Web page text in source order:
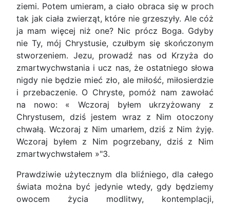
ziemi. Potem umieram, a ciało obraca się w proch
tak jak ciała zwierząt, które nie grzeszyły. Ale cóż
ja mam więcej niż one? Nic prócz Boga. Gdyby
nie Ty, mój Chrystusie, czułbym się skończonym
stworzeniem. Jezu, prowadź nas od Krzyża do
zmartwychwstania i ucz nas, że ostatniego słowa
nigdy nie będzie mieć zło, ale miłość, miłosierdzie
i przebaczenie. O Chryste, pomóż nam zawołać
na nowo: « Wczoraj byłem ukrzyżowany z
Chrystusem, dziś jestem wraz z Nim otoczony
chwałą. Wczoraj z Nim umarłem, dziś z Nim żyję.
Wczoraj byłem z Nim pogrzebany, dziś z Nim
zmartwychwstałem »"3.
Prawdziwie użytecznym dla bliźniego, dla całego
świata można być jedynie wtedy, gdy będziemy
owocem życia modlitwy, kontemplacji,